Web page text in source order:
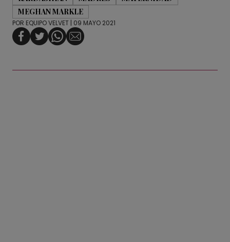
MEGHAN MARKLE
POR EQUIPO VELVET | 09 MAYO 2021